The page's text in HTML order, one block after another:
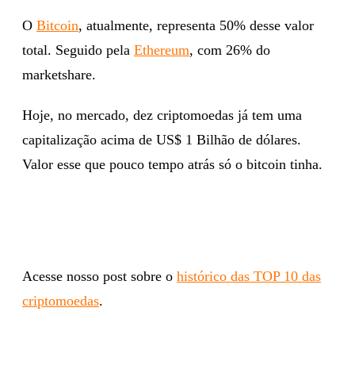
O Bitcoin, atualmente, representa 50% desse valor
total. Seguido pela Ethereum, com 26% do
marketshare.
Hoje, no mercado, dez criptomoedas já tem uma
capitalização acima de US$ 1 Bilhão de dólares.
Valor esse que pouco tempo atrás só o bitcoin tinha.
Acesse nosso post sobre o histórico das TOP 10 das
criptomoedas.